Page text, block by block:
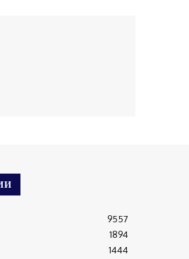
9557
1894
1444